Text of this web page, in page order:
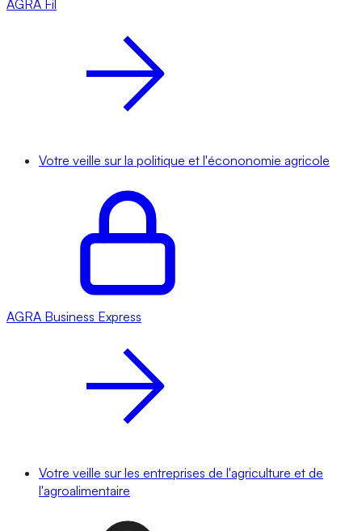
AGRA Fil
Votre veille sur la politique et l'écononomie agricole
AGRA Business Express
Votre veille sur les entreprises de l'agriculture et de
l'agroalimentaire